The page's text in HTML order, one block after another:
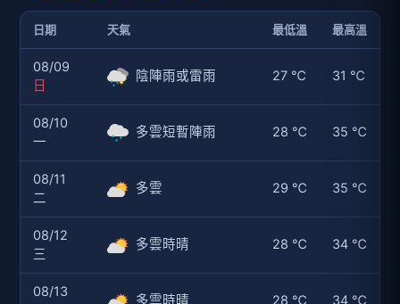
日期 天氣 最低溫 最高溫
08/09
日
陰陣雨或雷雨 27 ℃ 31 ℃
08/10
一
多雲短暫陣雨 28 ℃ 35 ℃
08/11
二
多雲 29 ℃ 35 ℃
08/12
三
多雲時晴 28 ℃ 34 ℃
08/13
多雲時晴 28 ℃ 34 ℃